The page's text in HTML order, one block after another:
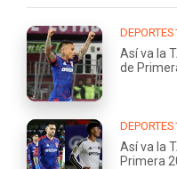
Así va la
de
Así va la
Primera